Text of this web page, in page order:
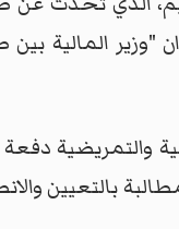
بالتعيين